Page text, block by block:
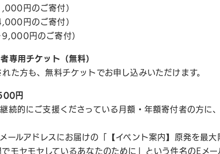
円のご寄付）
円のご寄付）
円のご寄付）
専用チケット（無料）
た方も、無料チケットでお申し込みいただけます。
円
続的にご支援くださっている月額・年額寄付者の方に
ールアドレスにお届けの「【イベント案内】原発を最大
モヤモヤしているあなたのために」という件名のEメー